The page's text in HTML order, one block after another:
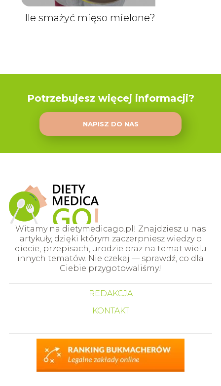
Ile smażyć mięso mielone?
Potrzebujesz więcej informacji?
NAPISZ DO NAS
Witamy na dietymedicago.pl! Znajdziesz u nas
artykuły, dzięki którym zaczerpniesz wiedzy o
diecie, przepisach, urodzie oraz na temat wielu
innych tematów. Nie czekaj — sprawdź, co dla
Ciebie przygotowaliśmy!
REDAKCJA
KONTAKT